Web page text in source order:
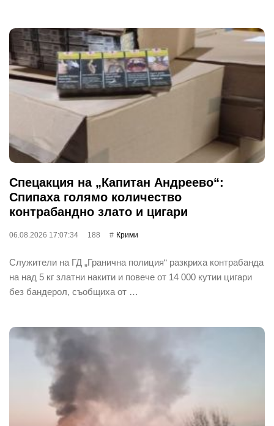
Спецакция на „Капитан Андреево“:
Спипаха голямо количество
контрабандно злато и цигари
06.08.2026 17:07:34 188 Крими
Служители на ГД „Гранична полиция“ разкриха контрабанда
на над 5 кг златни накити и повече от 14 000 кутии цигари
без бандерол, съобщиха от …